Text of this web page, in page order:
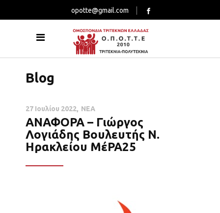
opotte@gmail.com
Blog
27 Ιουλίου 2022 ΝΕΑ
ΑΝΑΦΟΡΑ – Γιώργος
Λογιάδης Βουλευτής Ν.
Ηρακλείου ΜέΡΑ25